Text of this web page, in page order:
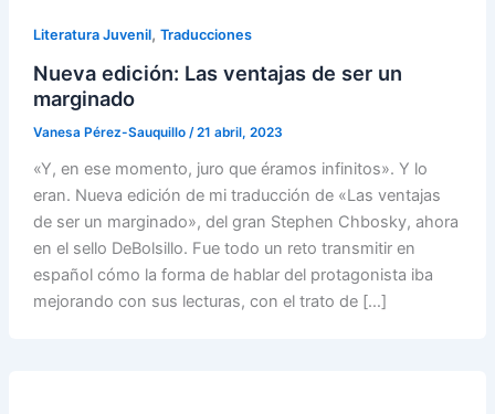
Literatura Juvenil, Traducciones
Nueva edición: Las ventajas de ser un
marginado
Vanesa Pérez-Sauquillo /21 abril, 2023
«Y, en ese momento, juro que éramos infinitos». Y lo
eran. Nueva edición de mi traducción de «Las ventajas
de ser un marginado», del gran Stephen Chbosky, ahora
en el sello DeBolsillo. Fue todo un reto transmitir en
español cómo la forma de hablar del protagonista iba
mejorando con sus lecturas, con el trato de […]